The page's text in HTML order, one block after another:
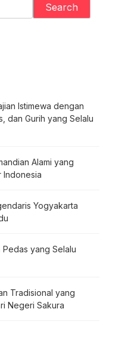
Search
Istimewa dengan
dan Gurih yang Selalu
Alami yang
Indonesia
Yogyakarta
Pedas yang Selalu
Tradisional yang
Negeri Sakura